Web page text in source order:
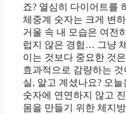
죠? 열심히 다이어트를
체중계 숫자는 크게 변
거울 속 내 모습은 여전
럽지 않은 경험… 그냥
이는 것보다 중요한 것
효과적으로 감량하는
실, 알고 계셨나요? 오늘
숫자에 연연하지 않고
몸을 만들기 위한 체지